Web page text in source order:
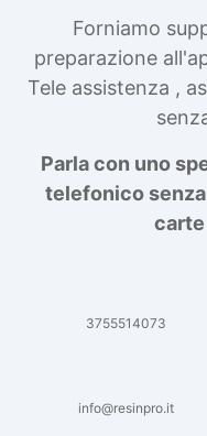
Forniamo
preparazione
Tele assistenza ,
Parla con uno
telefonico
3755514073
info@resinpro.it